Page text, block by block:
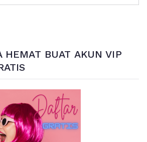
HEMAT BUAT AKUN VIP